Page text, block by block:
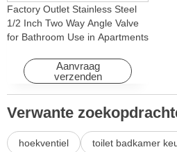
Factory Outlet Stainless Steel
1/2 Inch Two Way Angle Valve
for Bathroom Use in Apartments
Aanvraag
verzenden
Verwante
hoekventiel toilet badkamer